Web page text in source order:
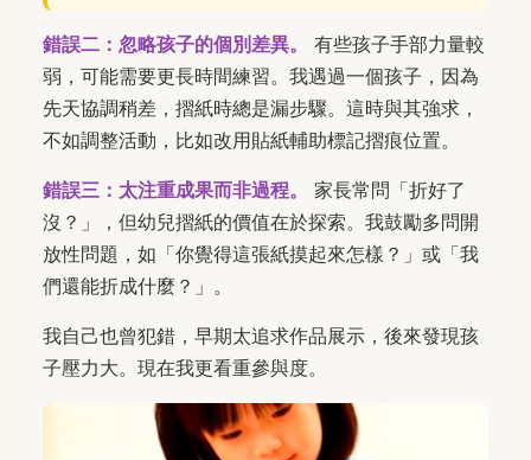
錯誤二：忽略孩子的個別差異。
有些孩子手部力量較
弱，可能需要更長時間練習。我遇過一個孩子，因為
先天協調稍差，摺紙時總是漏步驟。這時與其強求，
不如調整活動，比如改用貼紙輔助標記摺痕位置。
錯誤三：太注重成果而非過程。
家長常問「折好了
沒？」，但幼兒摺紙的價值在於探索。我鼓勵多問開
放性問題，如「你覺得這張紙摸起來怎樣？」或「我
們還能折成什麼？」。
我自己也曾犯錯，早期太追求作品展示，後來發現孩
子壓力大。現在我更看重參與度。